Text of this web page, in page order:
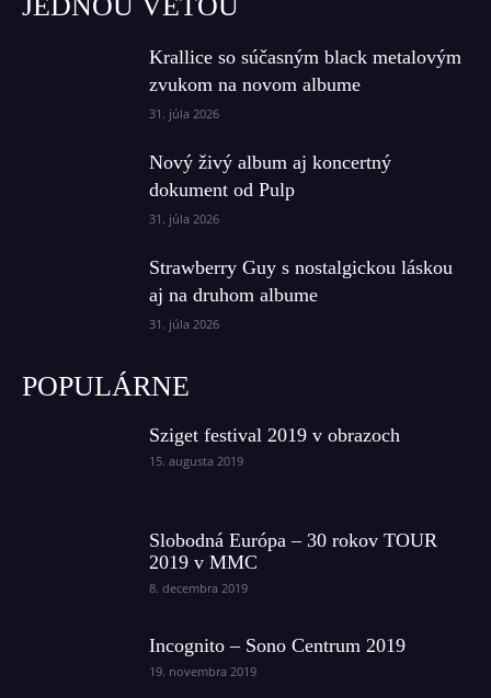
Krallice so súčasným black metalovým
zvukom na novom albume
31. júla 2026
Nový živý album aj koncertný
dokument od Pulp
31. júla 2026
Strawberry Guy s nostalgickou láskou
aj na druhom albume
31. júla 2026
POPULÁRNE
Sziget festival 2019 v obrazoch
15. augusta 2019
Slobodná Európa – 30 rokov TOUR
2019 v MMC
8. decembra 2019
Incognito – Sono Centrum 2019
19. novembra 2019